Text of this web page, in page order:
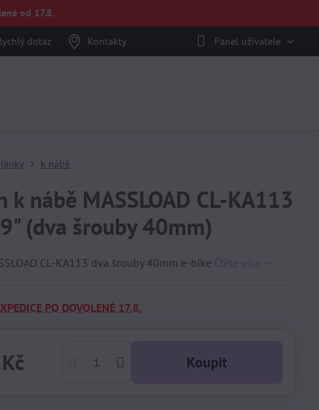
od 17.8.
dotaz Kontakty Panel uživatele
k nábě
k nábě MASSLOAD CL-KA113
(dva šrouby 40mm)
CL-KA113 dva šrouby 40mm e-bike
PO DOVOLENÉ 17.8.
Koupit